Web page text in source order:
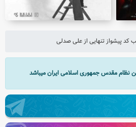
کد پیشواز تنهایی از علی صدلی
نظام مقدس جمهوری اسلامی ایران میباشد